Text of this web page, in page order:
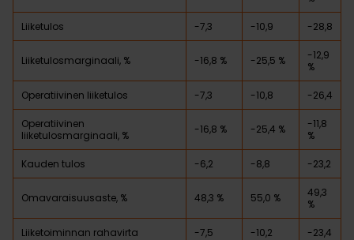
Liiketulos -7,3 -10,9 -28,8
Liiketulosmarginaali, % -16,8 % -25,5 %
-12,9
%
Operatiivinen liiketulos -7,3 -10,8 -26,4
Operatiivinen
liiketulosmarginaali, %
-16,8 % -25,4 %
-11,8
%
Kauden tulos -6,2 -8,8 -23,2
Omavaraisuusaste, % 48,3 % 55,0 %
49,3
%
Liiketoiminnan rahavirta -7,5 -10,2 -23,4